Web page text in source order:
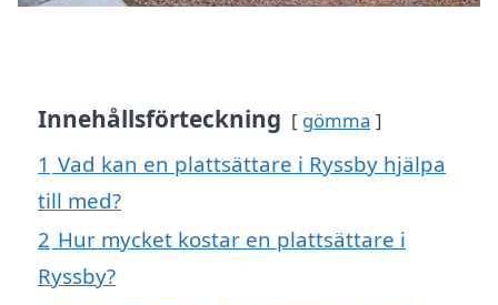
Innehållsförteckning gömma
1 Vad kan en plattsättare i Ryssby hjälpa
till med?
2 Hur mycket kostar en plattsättare i
Ryssby?